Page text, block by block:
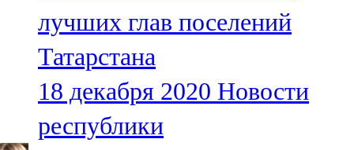
107,8 FM
Теләче
106,1 FM
Түбән Кама
лучших глав поселений
Татарстана
18 декабря 2020 Новости
республики